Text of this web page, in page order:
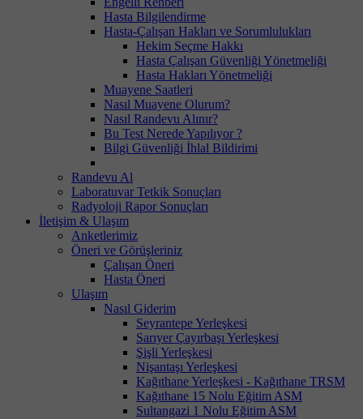
Hasta Bilgilendirme
Hasta-Çalışan Hakları ve Sorumlulukları
Hekim Seçme Hakkı
Hasta Çalışan Güvenliği Yönetmeliği
Hasta Hakları Yönetmeliği
Muayene Saatleri
Nasıl Muayene Olurum?
Nasıl Randevu Alınır?
Bu Test Nerede Yapılıyor ?
Bilgi Güvenliği İhlal Bildirimi
Randevu Al
Laboratuvar Tetkik Sonuçları
Radyoloji Rapor Sonuçları
İletişim & Ulaşım
Anketlerimiz
Öneri ve Görüşleriniz
Çalışan Öneri
Hasta Öneri
Ulaşım
Nasıl Giderim
Seyrantepe Yerleşkesi
Sarıyer Çayırbaşı Yerleşkesi
Şişli Yerleşkesi
Nişantaşı Yerleşkesi
Kağıthane Yerleşkesi - Kağıthane TRSM
Kağıthane 15 Nolu Eğitim ASM
Sultangazi 1 Nolu Eğitim ASM